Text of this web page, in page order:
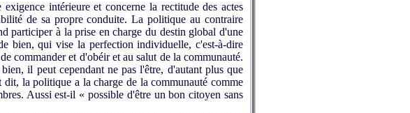
intérieure et concerne la rectitude des actes
de sa propre conduite. La politique au contraire
participer à la prise en charge du destin global d'une
bien, qui vise la perfection individuelle, c'est-à-dire
commander et d'obéir et au salut de la communauté.
il peut cependant ne pas l'être, d'autant plus que
la politique a la charge de la communauté comme
Aussi est-il « possible d'être un bon citoyen sans